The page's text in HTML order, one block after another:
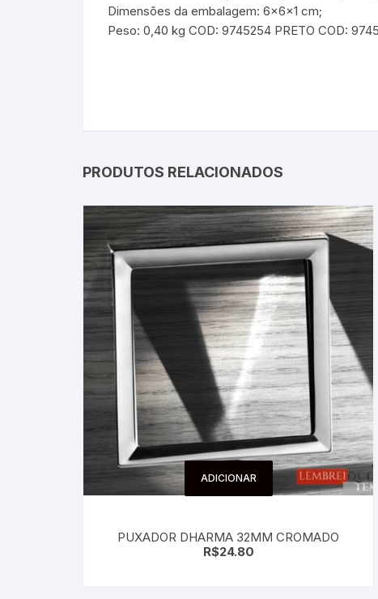
Dimensões da embalagem: 6x6x1 cm;
Peso: 0,40 kg COD: 9745254 PRETO COD:
PRODUTOS RELACIONADOS
ADICIONAR
PUXADOR DHARMA 32MM CROMADO
R$24.80